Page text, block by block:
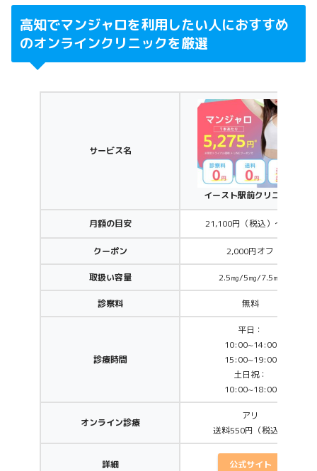
高知でマンジャロを利用したい人におすすめ
のオンラインクリニックを厳選
サービス名
イースト駅前クリニック
月額の目安 21,100円（税込）～/月
クーポン 2,000円オフ
取扱い容量 2.5㎎/5㎎/7.5㎎
診察料 無料
診療時間
平日：
10:00~14:00
15:00~19:00
土日祝：
10:00~18:00
オンライン診療
アリ
送料550円（税込）
詳細 公式サイト